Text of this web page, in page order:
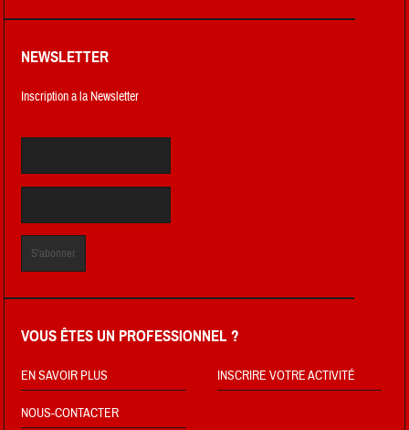
NEWSLETTER
Inscription a la Newsletter
VOUS ÊTES UN PROFESSIONNEL ?
EN SAVOIR PLUS INSCRIRE VOTRE ACTIVITÉ
NOUS-CONTACTER